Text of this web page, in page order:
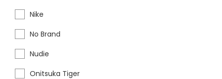
Nike
No Brand
Nudie
Onitsuka Tiger